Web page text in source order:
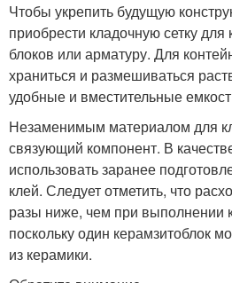
Чтобы укрепить будущую
приобрести кладочную сетку
блоков или арматуру. Для
храниться и размешиваться
удобные и вместительные
Незаменимым материалом для
связующий компонент. В
использовать заранее
клей. Следует отметить, что
разы ниже, чем при выполнении
поскольку один керамзитоблок
из керамики.